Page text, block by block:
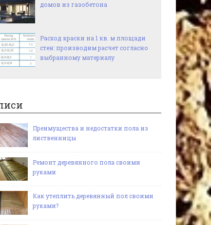
домов из газобетона
Расход краски на 1 кв. м площади
стен: производим расчет согласно
выбранному материалу
Преимущества и недостатки пола из
лиственницы
Ремонт деревянного пола своими
руками
Как утеплить деревянный пол своими
руками?